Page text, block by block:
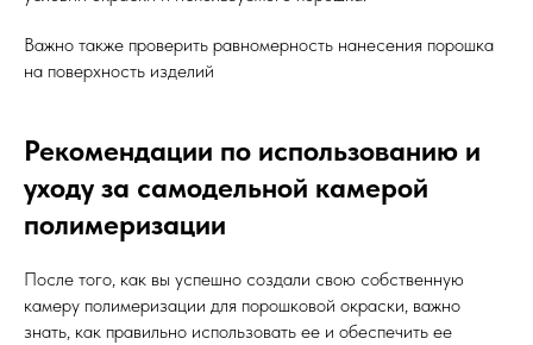
Важно также проверить равномерность нанесения порошка
на поверхность изделий
Рекомендации по использованию и
уходу за самодельной камерой
полимеризации
После того, как вы успешно создали свою собственную
камеру полимеризации для порошковой окраски, важно
знать, как правильно использовать ее и обеспечить ее